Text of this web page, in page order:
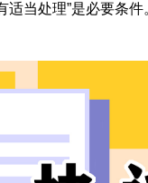
适当处理”是必要条